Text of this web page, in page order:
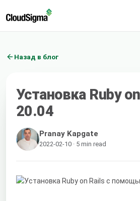
Назад в блог
Установка Ruby
20.04
Pranay Kapgate
2022-02-10 · 5 min read